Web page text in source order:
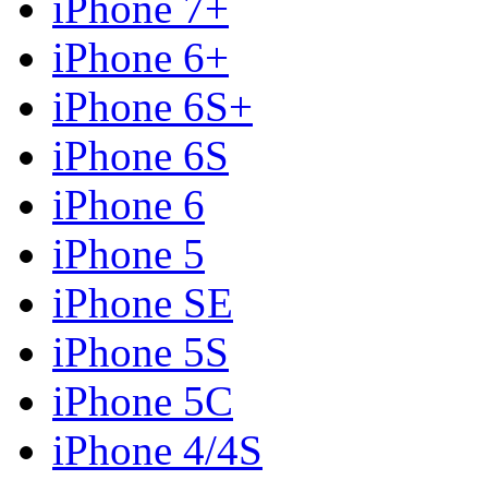
iPhone 6+
iPhone 6S+
iPhone 6S
iPhone 6
iPhone 5
iPhone SE
iPhone 5S
iPhone 5C
iPhone 4/4S